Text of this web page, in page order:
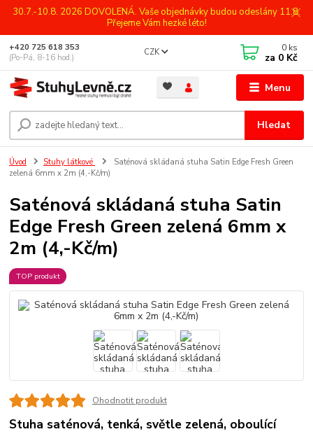
30.7.-10.8. 2026 DOVOLENÁ. Vaše objednávky budou odeslány 11.8.
Přejeme Vám hezké léto!
Menu
CZK
Hledat
+420 725 618 353
(Po-Pá, 8-16 hod.)
0 ks
za 0 Kč
Úvod Stuhy látkové
Saténová skládaná stuha Satin Edge Fresh Green
zelená 6mm x 2m (4,-Kč/m)
Saténová skládaná stuha Satin
Edge Fresh Green zelená 6mm x
2m (4,-Kč/m)
TOP produkt
Ohodnotit produkt
Stuha saténová, tenká, světle zelená, oboulící